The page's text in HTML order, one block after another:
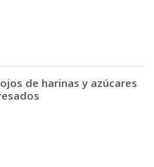
de harinas y azúcares